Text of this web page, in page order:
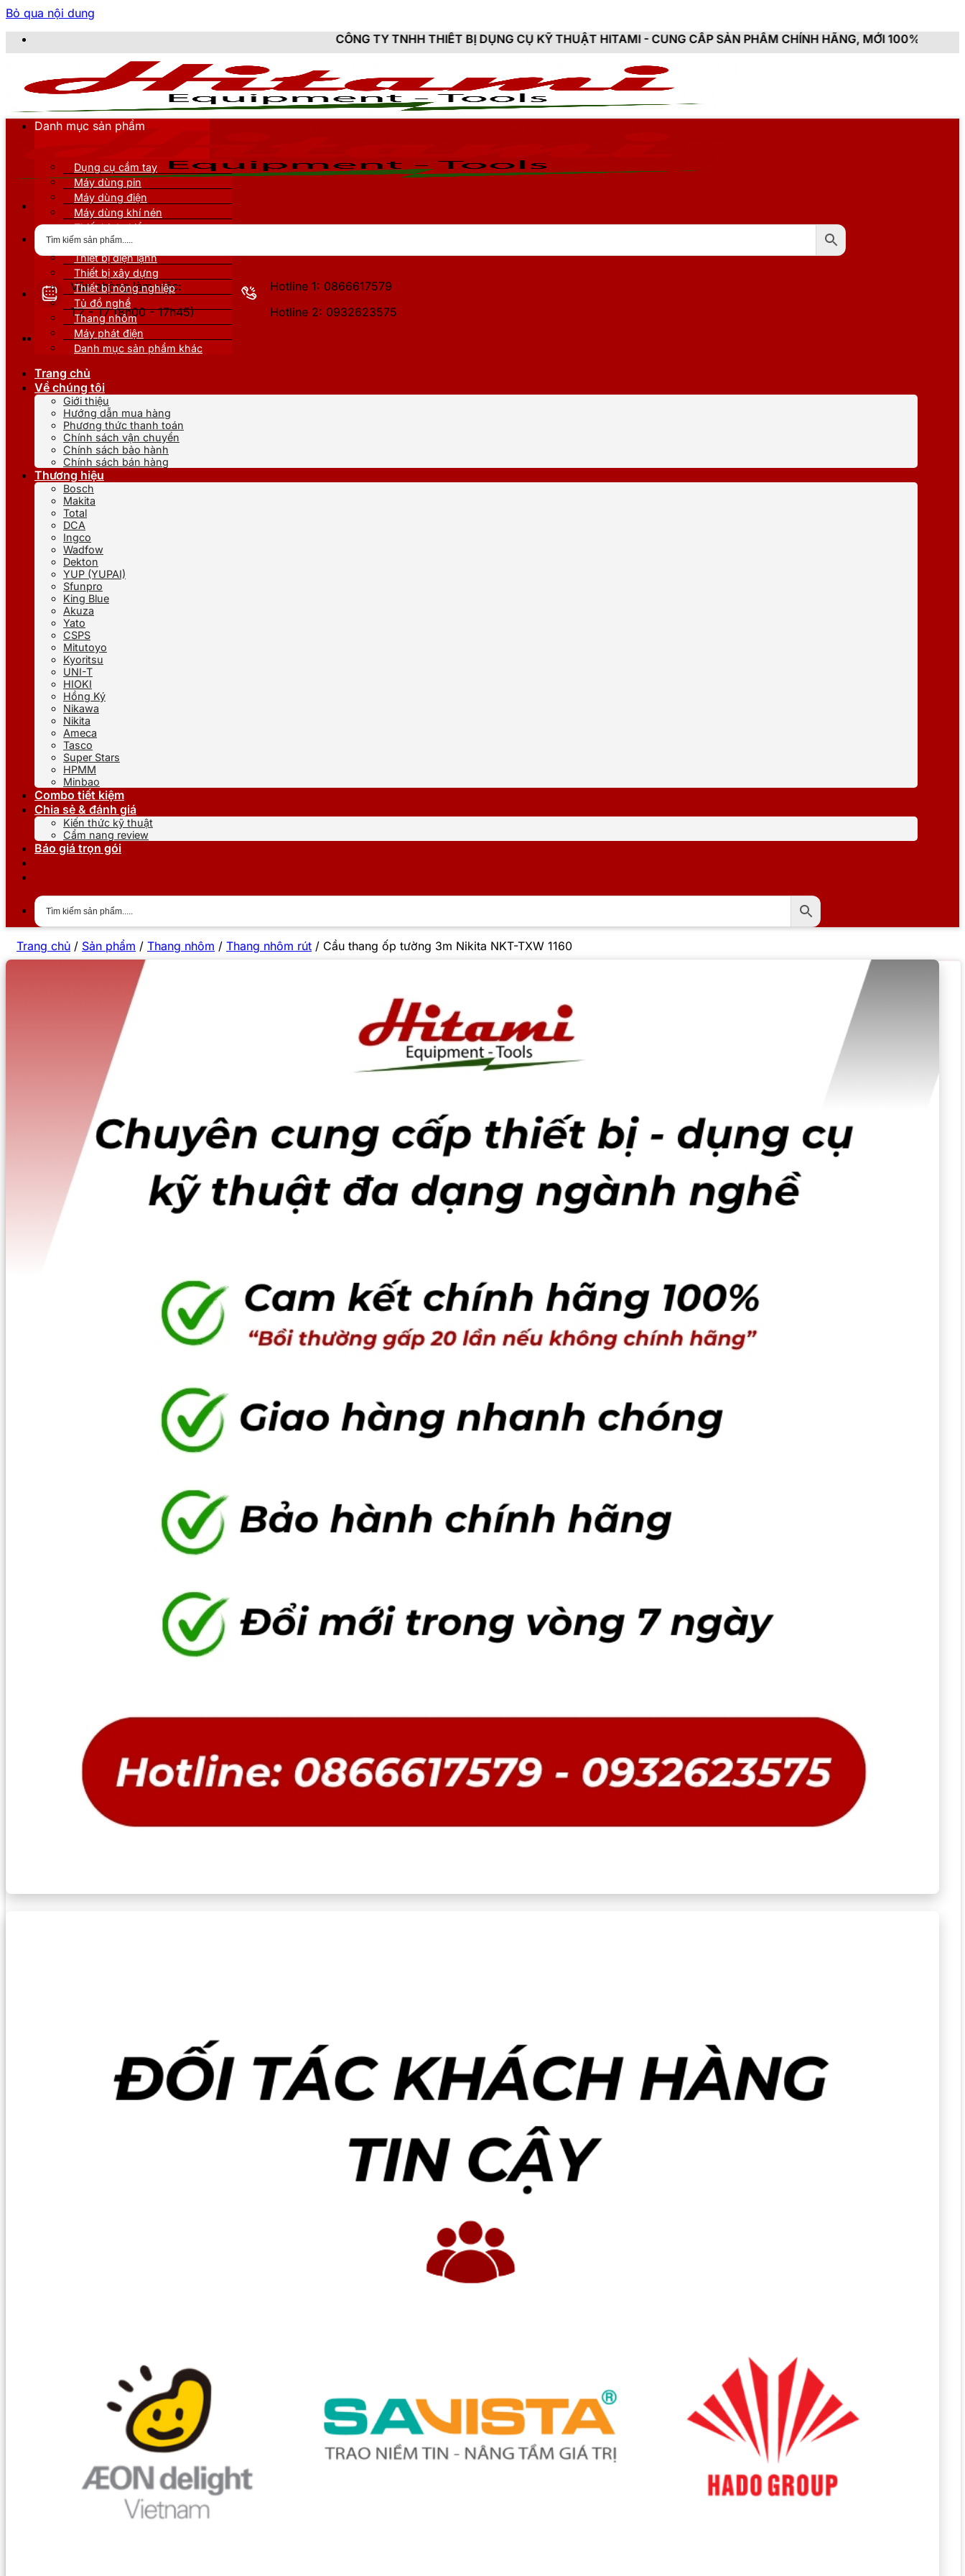
Bỏ qua nội dung
CÔNG TY TNHH THIẾT BỊ DỤNG CỤ KỸ THUẬT HITAMI - CUNG CẤP SẢN PHẨM CHÍNH HÃNG, MỚI 100%, ĐẦY ĐỦ CHỨNG TỪ,
Văn phòng làm việc:
T2 - T7 (8h00 - 17h45)
Hotline 1: 0866617579
Hotline 2: 0932623575
Danh mục sản phẩm
Dụng cụ cầm tay
Máy dùng pin
Máy dùng điện
Máy dùng khí nén
Thiết bị đo kiểm
Thiết bị nâng đỡ
Thiết bị điện lạnh
Thiết bị xây dựng
Thiết bị nông nghiệp
Tủ đồ nghề
Thang nhôm
Máy phát điện
Danh mục sản phẩm khác
Trang chủ
Về chúng tôi
Giới thiệu
Hướng dẫn mua hàng
Phương thức thanh toán
Chính sách vận chuyển
Chính sách bảo hành
Chính sách bán hàng
Thương hiệu
Bosch
Makita
Total
DCA
Ingco
Wadfow
Dekton
YUP (YUPAI)
Sfunpro
King Blue
Akuza
Yato
CSPS
Mitutoyo
Kyoritsu
UNI-T
HIOKI
Hồng Ký
Nikawa
Nikita
Ameca
Tasco
Super Stars
HPMM
Minbao
Combo tiết kiệm
Chia sẻ & đánh giá
Kiến thức kỹ thuật
Cẩm nang review
Báo giá trọn gói
Trang chủ / Sản phẩm / Thang nhôm / Thang nhôm rút / Cầu thang ốp tường 3m Nikita NKT-TXW 1160